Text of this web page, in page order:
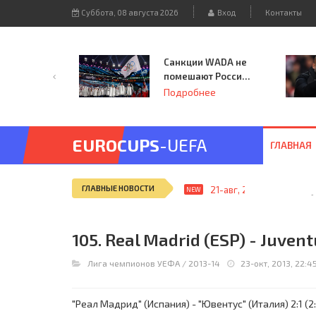
Суббота, 08 августа 2026 Вход Контакты
Санкции WADA не
помешают России
принять
Подробнее
EUROCUPS-UEFA ГЛАВНАЯ
ГЛАВНЫЕ НОВОСТИ NEW 21-авг, 20:09
105. Real Madrid (ESP) -
Лига чемпионов УЕФА / 2013-14 23-окт, 2013,
"Реал Мадрид" (Испания) - "Ювентус" (Италия) 2:1